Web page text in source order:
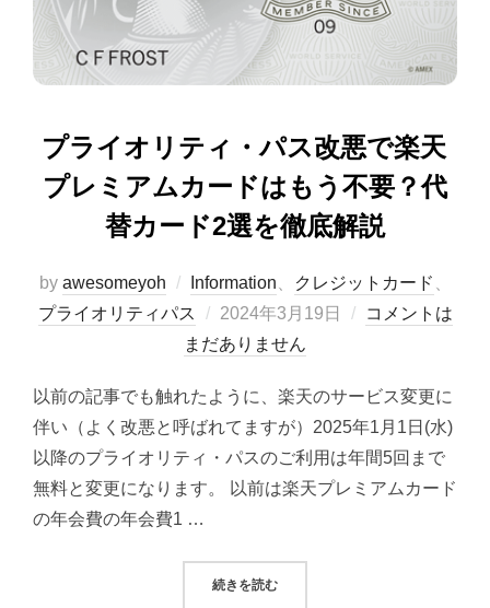
プライオリティ・パス改悪で楽天
プレミアムカードはもう不要？代
替カード2選を徹底解説
by awesomeyoh Information クレジットカード
プライオリティパス
投
稿
2024年3月19日
コメントは
まだありません
以前の記事でも触れたように、楽天のサービス変更に
伴い（よく改悪と呼ばれてますが）2025年1月1日(水)
以降のプライオリティ・パスのご利用は年間5回まで
無料と変更になります。 以前は楽天プレミアムカード
の年会費の年会費1 …
続きを読む“プライオリティ・パス改悪で楽天